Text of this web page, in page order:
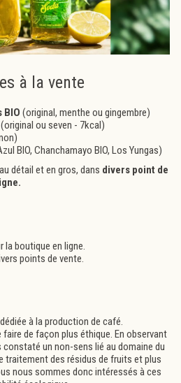
à la vente
BIO (original, menthe ou gingembre)
(original ou seven - 7kcal)
BIO, Chanchamayo BIO, Los Yungas)
détail et en gros, dans divers point de
.
boutique en ligne.
points de vente.
à la production de café.
de façon plus éthique. En observant
constaté un non-sens lié au domaine du
traitement des résidus de fruits et plus
nous sommes donc intéressés à ces